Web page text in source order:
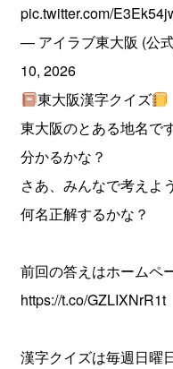
pic.twitter.com/
— アイラブ東大阪 (公
10, 2026
東大阪漢字クイズ
東大阪のとある地名です
分かるかな？
さあ、みんなで考えよう
何名正解するかな？
前回の答えはホームペ
https://t.co/GZLIXNrR1t
漢字クイズは毎週日曜